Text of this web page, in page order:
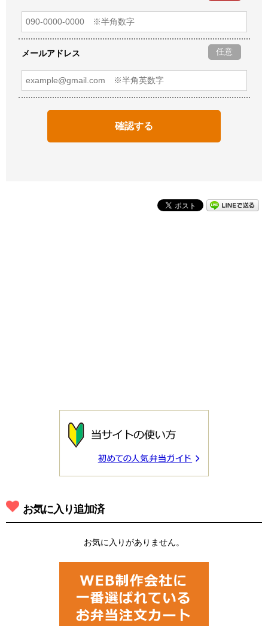
メールアドレス 任意
お気に入り追加済
お気に入りがありません。